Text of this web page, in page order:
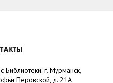
Библиотеки: г. Мурманск,
Перовской, д. 21А